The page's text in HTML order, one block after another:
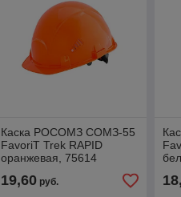
Каска РОСОМЗ СОМЗ-55
FavoriТ Trek RAPID
оранжевая, 75614
19,60руб.